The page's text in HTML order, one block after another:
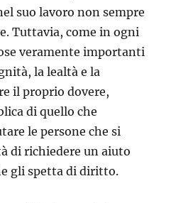
suo lavoro non sempre
Tuttavia, come in ogni
veramente importanti
la lealtà e la
il proprio dovere,
di quello che
le persone che si
di richiedere un aiuto
gli spetta di diritto.